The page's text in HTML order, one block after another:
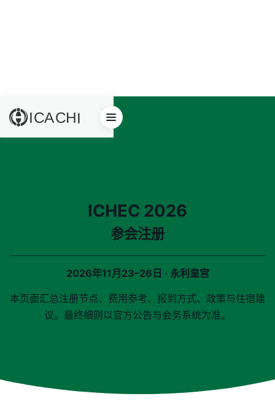
简体中文
ICHEC 2026
参会注册
2026年11月23–26日 · 永利皇宫
本页面汇总注册节点、费用参考、报到方式、政策与住宿建
议。最终细则以官方公告与会务系统为准。